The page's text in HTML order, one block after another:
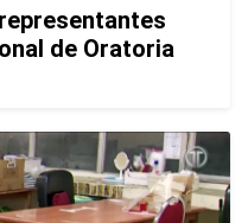
de Oratoria